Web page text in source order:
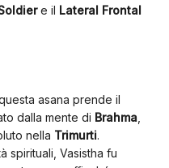
e il Lateral Frontal
questa asana prende il
dalla mente di Brahma
nella Trimurti.
spirituali, Vasistha fu